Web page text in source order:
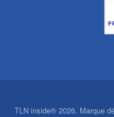
TLN inside® 2026. Marque